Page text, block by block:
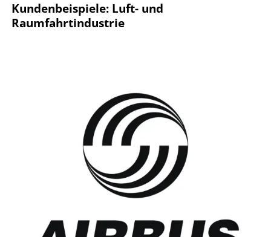
Kundenbeispiele: Luft- und
Raumfahrtindustrie